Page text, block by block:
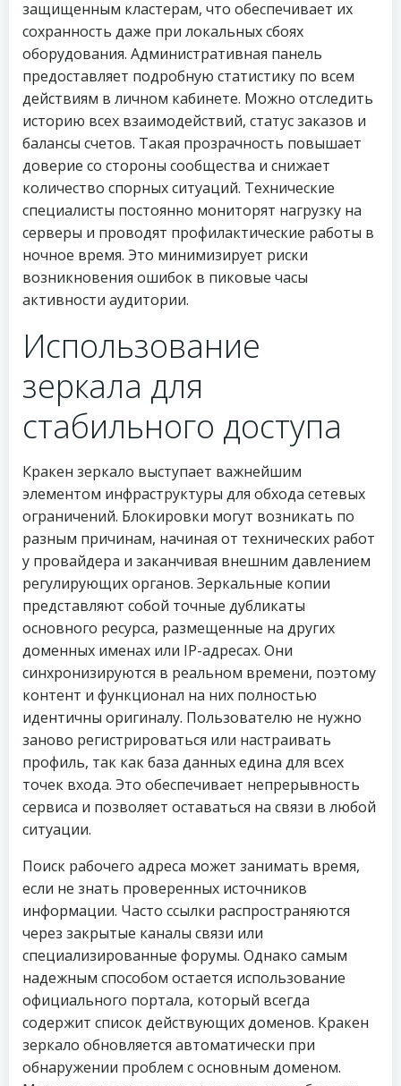
защищенным кластерам, что обеспечивает их
сохранность даже при локальных сбоях
оборудования. Административная панель
предоставляет подробную статистику по всем
действиям в личном кабинете. Можно отследить
историю всех взаимодействий, статус заказов и
балансы счетов. Такая прозрачность повышает
доверие со стороны сообщества и снижает
количество спорных ситуаций. Технические
специалисты постоянно мониторят нагрузку на
серверы и проводят профилактические работы в
ночное время. Это минимизирует риски
возникновения ошибок в пиковые часы
активности аудитории.
Использование
зеркала для
стабильного доступа
Кракен зеркало выступает важнейшим
элементом инфраструктуры для обхода сетевых
ограничений. Блокировки могут возникать по
разным причинам, начиная от технических работ
у провайдера и заканчивая внешним давлением
регулирующих органов. Зеркальные копии
представляют собой точные дубликаты
основного ресурса, размещенные на других
доменных именах или IP-адресах. Они
синхронизируются в реальном времени, поэтому
контент и функционал на них полностью
идентичны оригиналу. Пользователю не нужно
заново регистрироваться или настраивать
профиль, так как база данных едина для всех
точек входа. Это обеспечивает непрерывность
сервиса и позволяет оставаться на связи в любой
ситуации.
Поиск рабочего адреса может занимать время,
если не знать проверенных источников
информации. Часто ссылки распространяются
через закрытые каналы связи или
специализированные форумы. Однако самым
надежным способом остается использование
официального портала, который всегда
содержит список действующих доменов. Кракен
зеркало обновляется автоматически при
обнаружении проблем с основным доменом.